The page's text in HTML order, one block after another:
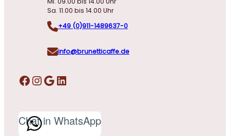
Sa. 11.00 bis 14.00 Uhr
+49 (0)911-1489637-0
info@brunetticaffe.de
Facebook InstagramGoogle LinkedIn
Chat in WhatsApp